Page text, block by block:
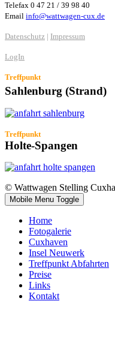
Telefax 0 47 21 / 39 98 40
Email info@wattwagen-cux.de
Datenschutz | Impressum
LogIn
Treffpunkt
Sahlenburg (Strand)
Treffpunkt
Holte-Spangen
© Wattwagen Stelling
Mobile Menu Toggle
Home
Fotogalerie
Cuxhaven
Insel Neuwerk
Treffpunkt Abfahrten
Preise
Links
Kontakt